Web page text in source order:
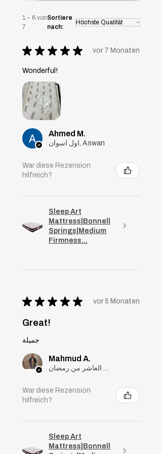
1 – 6 von
7
Sortiere
nach:
★ ★ ★ ★ ★ vor 7 Monaten
Wonderful!
Ahmed M.
اول اسوان, Aswan
War diese Rezension
hilfreich?
Sleep Art
Mattress|Bonnell
Springs|Medium
Firmness...
★ ★ ★ ★ ★ vor 5 Monaten
Great!
جميلة
Mahmud A.
War diese Rezension
hilfreich?
Sleep Art
Mattress|Bonnell